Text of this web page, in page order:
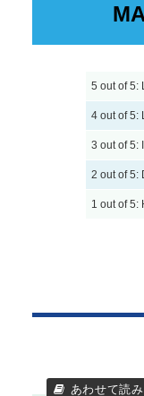
5 out of 5:
4 out of 5:
3 out of 5:
2 out of 5:
1 out of 5: